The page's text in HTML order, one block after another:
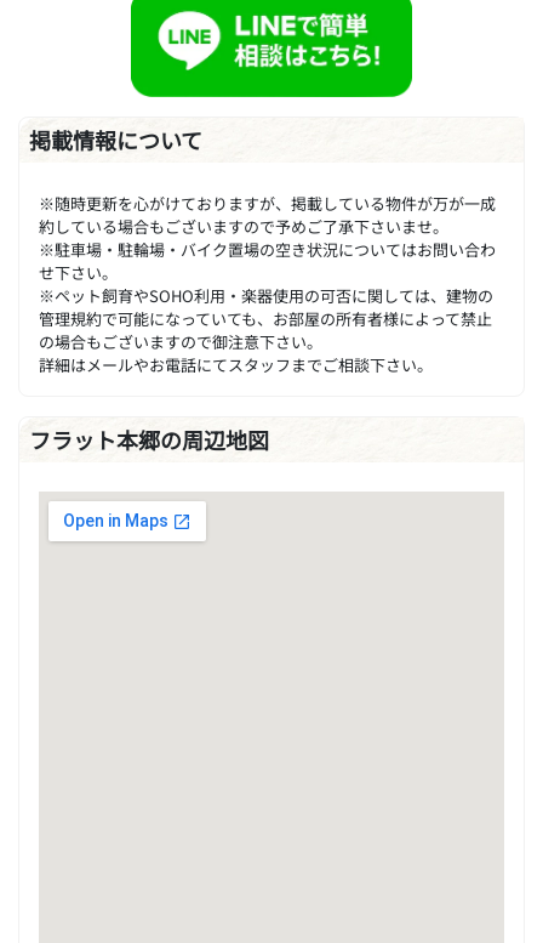
掲載情報について
※随時更新を心がけておりますが、掲載している物件が万が一成
約している場合もございますので予めご了承下さいませ。
※駐車場・駐輪場・バイク置場の空き状況についてはお問い合わ
せ下さい。
※ペット飼育やSOHO利用・楽器使用の可否に関しては、建物の
管理規約で可能になっていても、お部屋の所有者様によって禁止
の場合もございますので御注意下さい。
詳細はメールやお電話にてスタッフまでご相談下さい。
フラット本郷の周辺地図